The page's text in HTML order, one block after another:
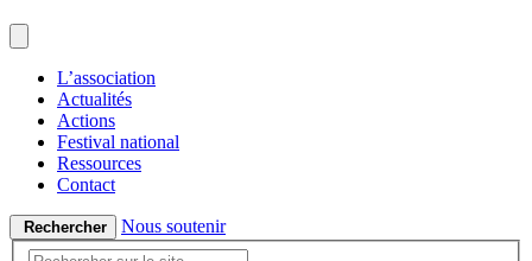
L’association
Actualités
Actions
Festival national
Ressources
Contact
Rechercher Nous soutenir